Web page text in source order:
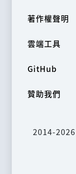
著作權聲明
雲端工具
GitHub
贊助我們
2014-